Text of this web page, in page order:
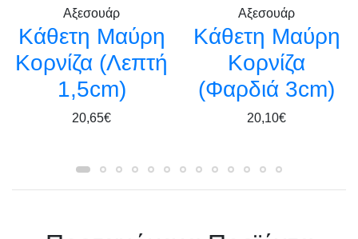
Αξεσουάρ
Kάθετη Μαύρη
Κορνίζα (Λεπτή
1,5cm)
20,65€
Αξεσουάρ
Kάθετη Μαύρη
Κορνίζα
(Φαρδιά 3cm)
20,10€